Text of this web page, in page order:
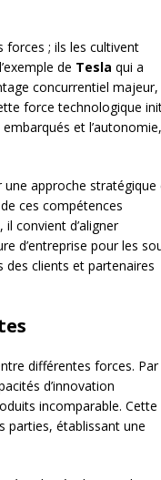
forces ; ils les cultivent
de Tesla qui a
concurrentiel majeur,
force technologique
et l’autonomie,
approche stratégique
ces compétences
convient d’aligner
d’entreprise pour les
clients et partenaires
différentes forces. Par
d’innovation
incomparable. Cette
parties, établissant une